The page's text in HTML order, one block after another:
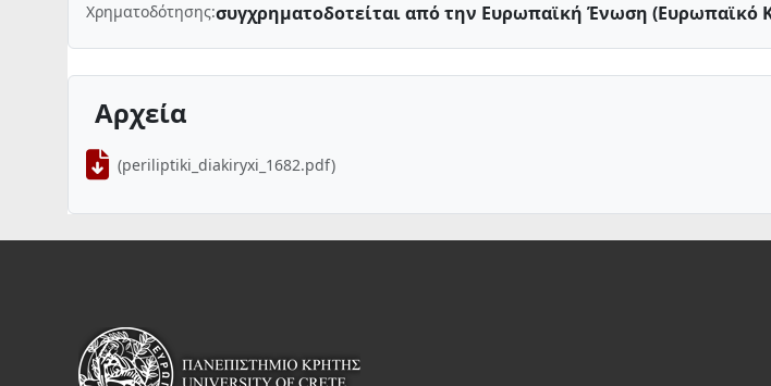
Χρηματοδότησης:συγχρηματοδοτείται από την Ευρωπαϊκή Ένωση (Ευρωπαϊκό
Αρχεία
(periliptiki_diakiryxi_1682.pdf)